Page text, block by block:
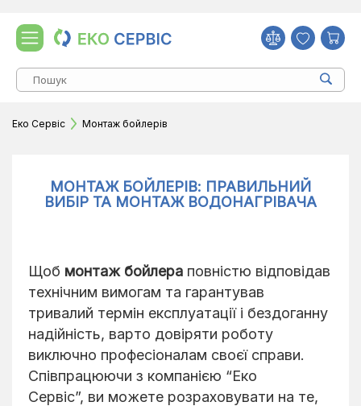
Еко Сервіс Монтаж бойлерів
МОНТАЖ БОЙЛЕРІВ: ПРАВИЛЬНИЙ
ВИБІР ТА МОНТАЖ ВОДОНАГРІВАЧА
Щоб монтаж бойлера повністю відповідав
технічним вимогам та гарантував
тривалий термін експлуатації і бездоганну
надійність, варто довіряти роботу
виключно професіоналам своєї справи.
Співпрацюючи з компанією “Еко
Сервіс”, ви можете розраховувати на те,